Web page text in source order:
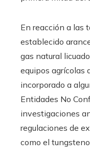
En reacción a las
establecido
gas natural
equipos agrícolas
incorporado a
Entidades No
investigaciones
regulaciones de
como el